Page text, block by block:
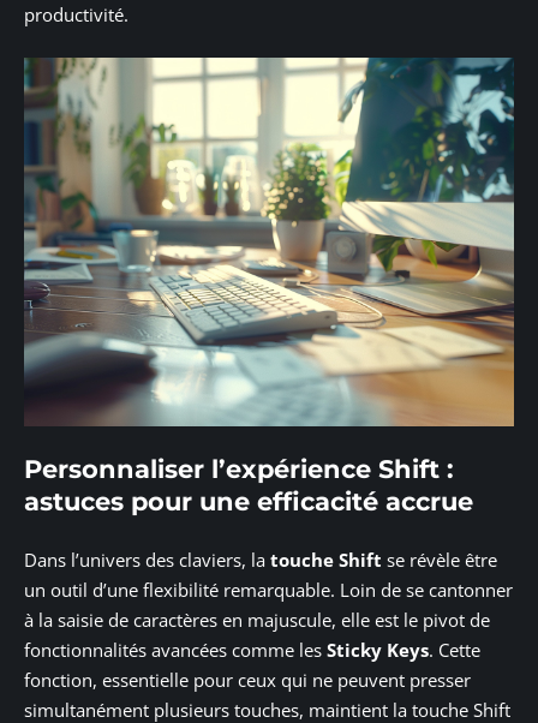
productivité.
Personnaliser l’expérience Shift :
astuces pour une efficacité accrue
Dans l’univers des claviers, la touche Shift se révèle être
un outil d’une flexibilité remarquable. Loin de se cantonner
à la saisie de caractères en majuscule, elle est le pivot de
fonctionnalités avancées comme les Sticky Keys. Cette
fonction, essentielle pour ceux qui ne peuvent presser
simultanément plusieurs touches, maintient la touche Shift